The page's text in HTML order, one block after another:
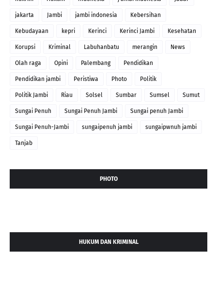
jakarta Jambi jambi indonesia Kebersihan
Kebudayaan kepri Kerinci Kerinci Jambi Kesehatan
Korupsi Kriminal Labuhanbatu merangin News
Olah raga Opini Palembang Pendidikan
Pendidikan jambi Peristiwa Photo Politik
Politik Jambi Riau Solsel Sumbar Sumsel Sumut
Sungai Penuh Sungai Penuh Jambi Sungai penuh Jambi
Sungai Penuh-Jambi sungaipenuh jambi sungaipwnuh jambi
Tanjab
PHOTO
HUKUM DAN KRIMINAL